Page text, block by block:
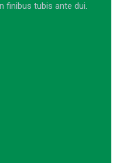
finibus tubis ante dui.